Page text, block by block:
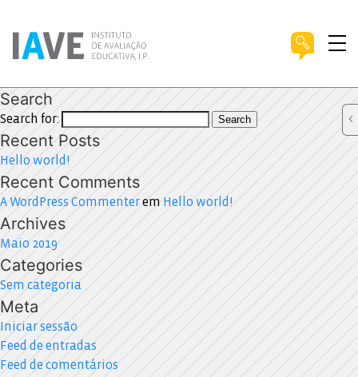
Search
Search for: Search
Recent Posts
Hello world!
Recent Comments
A WordPress Commenterem Hello world!
Archives
Maio 2019
Categories
Sem categoria
Meta
Iniciar sessão
Feed de entradas
Feed de comentários